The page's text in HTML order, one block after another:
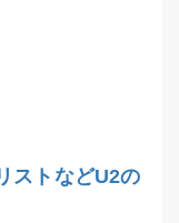
ストなどU2の